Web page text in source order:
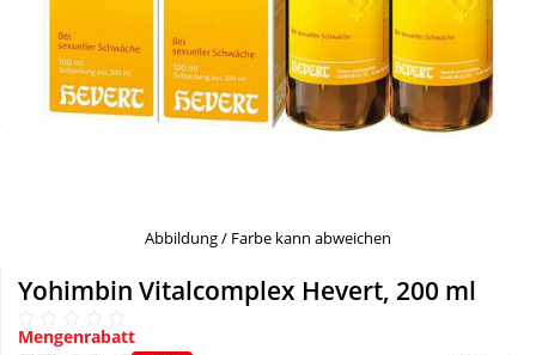
Schnäppchen
Täglich gut versorgt
Liebe & Erotik
Nahrungsergänzung
Natur & Homöopathie
Abbildung / Farbe kann abweichen
Yohimbin Vitalcomplex Hevert, 200 ml
Mengenrabatt